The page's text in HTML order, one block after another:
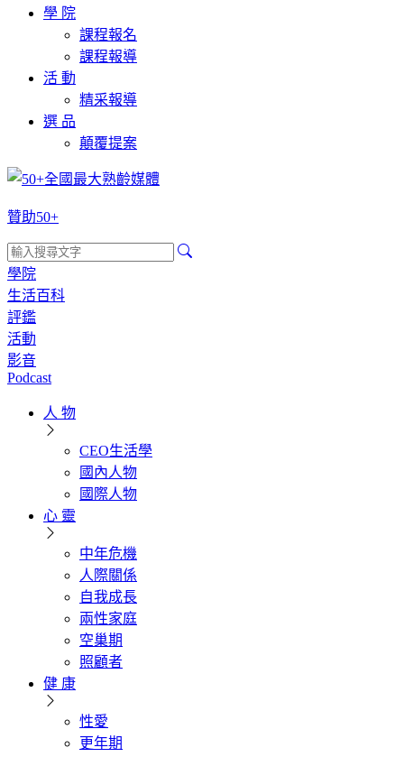
學 院
課程報名
課程報導
活 動
精采報導
選 品
顛覆提案
贊助50+
學院
生活百科
評鑑
活動
影音
Podcast
人 物
CEO生活學
國內人物
國際人物
心 靈
中年危機
人際關係
自我成長
兩性家庭
空巢期
照顧者
健 康
性愛
更年期